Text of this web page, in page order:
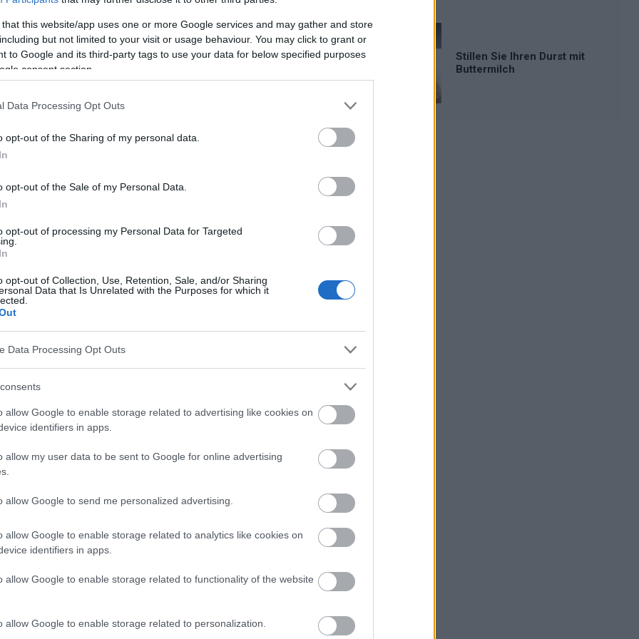
that this website/app uses one or more Google services and may gather and store
but not limited to your visit or usage behaviour. You may click to grant or
to Google and its third-party tags to use your data for below specified purposes
consent section.
Data Processing Opt Outs
opt-out of the Sharing of my personal data.
opt-out of the Sale of my Personal Data.
opt-out of processing my Personal Data for Targeted
opt-out of Collection, Use, Retention, Sale, and/or Sharing
Data that Is Unrelated with the Purposes for which it
Data Processing Opt Outs
allow Google to enable storage related to advertising like cookies on
identifiers in apps.
allow my user data to be sent to Google for online advertising
allow Google to send me personalized advertising.
allow Google to enable storage related to analytics like cookies on
identifiers in apps.
allow Google to enable storage related to functionality of the website
allow Google to enable storage related to personalization.
das alle Körperfunktionen steuert und
(ZNS), zu dem das Gehirn und das
Nervensystem (ZNS), zu dem die peripheren
verantwortlich, äußere und innere Reize zu
angemessene Reaktionen auszulösen.
dem Nervensystem
Spektrum an Erkrankungen umfassen.Hier
Nerven, die zu Schmerzen, Schwäche und
Stillen Sie Ihren Durst mit
Buttermilch